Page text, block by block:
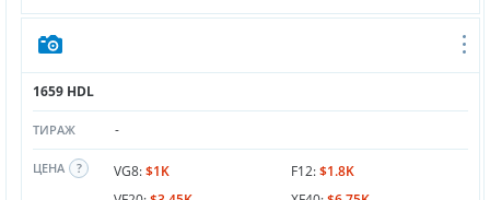
1659 HDL
ТИРАЖ -
ЦЕНА VG8:$1K F12:$1.8K